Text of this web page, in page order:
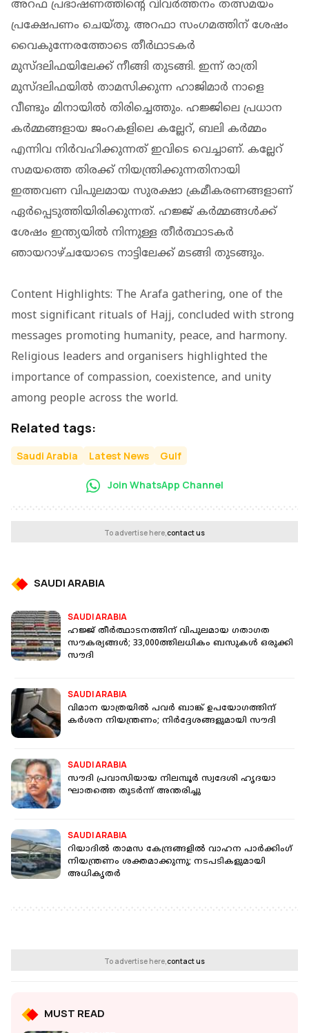
അറഫ പ്രഭാഷണത്തിന്റെ വിവര്‍ത്തനം തത്സമയം
പ്രക്ഷേപണം ചെയ്തു. അറഫാ സംഗമത്തിന് ശേഷം
വൈകുന്നേരത്തോടെ തീര്‍ഥാടകര്‍
മുസ്ദലിഫയിലേക്ക് നീങ്ങി തുടങ്ങി. ഇന്ന് രാത്രി
മുസ്ദലിഫയില്‍ താമസിക്കുന്ന ഹാജിമാര്‍ നാളെ
വീണ്ടും മിനായില്‍ തിരിച്ചെത്തും. ഹജ്ജിലെ പ്രധാന
കര്‍മ്മങ്ങളായ ജംറകളിലെ കല്ലേറ്, ബലി കര്‍മ്മം
എന്നിവ നിര്‍വഹിക്കുന്നത് ഇവിടെ വെച്ചാണ്. കല്ലേറ്
സമയത്തെ തിരക്ക് നിയന്ത്രിക്കുന്നതിനായി
ഇത്തവണ വിപുലമായ സുരക്ഷാ ക്രമീകരണങ്ങളാണ്
ഏര്‍പ്പെടുത്തിയിരിക്കുന്നത്. ഹജ്ജ് കര്‍മ്മങ്ങള്‍ക്ക്
ശേഷം ഇന്ത്യയില്‍ നിന്നുള്ള തീര്‍ത്ഥാടകര്‍
ഞായറാഴ്ചയോടെ നാട്ടിലേക്ക് മടങ്ങി തുടങ്ങും.
Content Highlights: The Arafa gathering, one of the
most significant rituals of Hajj, concluded with strong
messages promoting humanity, peace, and harmony.
Religious leaders and organisers highlighted the
importance of compassion, coexistence, and unity
among people across the world.
Related tags:
Saudi Arabia Latest News Gulf
Join WhatsApp Channel
To advertise here,contact us
SAUDI ARABIA
SAUDI ARABIA
ഹജ്ജ് തീർത്ഥാടനത്തിന് വിപുലമായ ​ഗതാ​ഗത
സൗകര്യങ്ങൾ; 33,000ത്തിലധികം ബസുകൾ ഒരുക്കി
സൗദി
SAUDI ARABIA
വിമാന യാത്രയിൽ പവർ ബാങ്ക് ഉപയോ​ഗത്തിന്
കർശന നിയന്ത്രണം; നിർദ്ദേശങ്ങളുമായി സൗദി
SAUDI ARABIA
സൗദി പ്രവാസിയായ നിലമ്പൂർ സ്വദേശി ഹൃദയാ​
ഘാതത്തെ തുടർന്ന് അന്തരിച്ചു
SAUDI ARABIA
റിയാദിൽ താമസ കേന്ദ്രങ്ങളില്‍ വാഹന പാര്‍ക്കിംഗ്
നിയന്ത്രണം ശക്തമാക്കുന്നു; നടപടികളുമായി
അധികൃതർ
To advertise here,contact us
MUST READ